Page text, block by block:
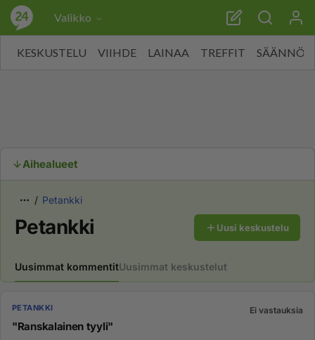
Valikko
KESKUSTELU VIIHDE LAINAA TREFFIT SÄÄNNÖT
Aihealueet
Petankki
Petankki Uusi keskustelu
Uusimmat kommentitUusimmat keskustelut
PETANKKI Ei vastauksia
"Ranskalainen tyyli"